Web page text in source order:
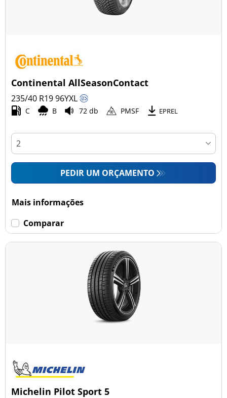
Continental AllSeasonContact
235/40 R1996YXL
C B 72 db PMSF EPREL
PEDIR UM ORÇAMENTO
Mais informações
Comparar
Michelin Pilot Sport 5